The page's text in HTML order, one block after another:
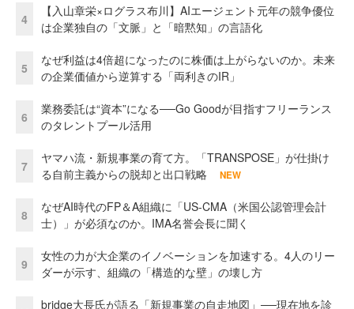
4
【入山章栄×ログラス布川】AIエージェント元年の競争優位
は企業独自の「文脈」と「暗黙知」の言語化
5
なぜ利益は4倍超になったのに株価は上がらないのか。未来
の企業価値から逆算する「両利きのIR」
6
業務委託は“資本”になる──Go Goodが目指すフリーランス
のタレントプール活用
7
ヤマハ流・新規事業の育て方。「TRANSPOSE」が仕掛け
る自前主義からの脱却と出口戦略
NEW
8
なぜAI時代のFP＆A組織に「US-CMA（米国公認管理会計
士）」が必須なのか。IMA名誉会長に聞く
9
女性の力が大企業のイノベーションを加速する。4人のリー
ダーが示す、組織の「構造的な壁」の壊し方
bridge大長氏が語る「新規事業の自走地図」──現在地を診